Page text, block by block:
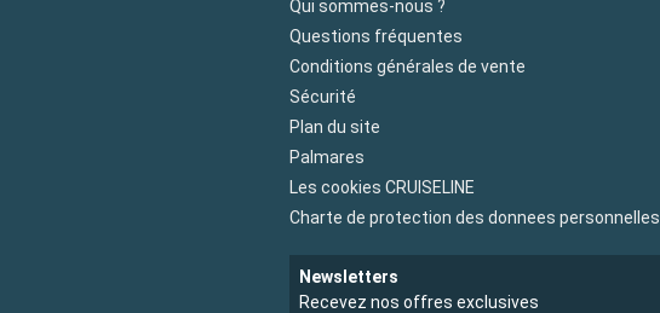
Qui sommes-nous ?
Questions fréquentes
Conditions générales de vente
Sécurité
Plan du site
Palmares
Les cookies CRUISELINE
Charte de protection des donnees personnelles
Newsletters
Recevez nos offres exclusives